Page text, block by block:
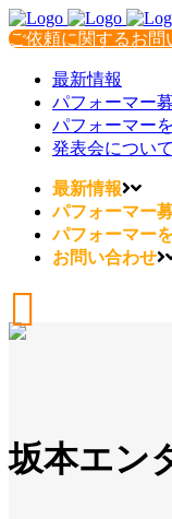
ご依頼に関するお問
最新情報
パフォーマー
パフォーマー
発表会について
最新情報
パフォーマー
パフォーマー
お問い合わせ
坂本エン